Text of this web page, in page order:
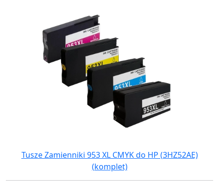
Tusze Zamienniki 953 XL CMYK do HP (3HZ52AE)
(komplet)